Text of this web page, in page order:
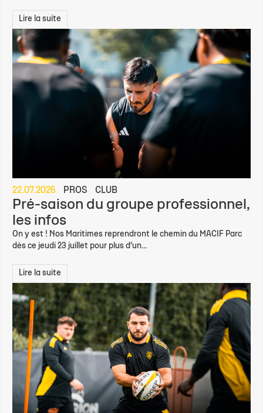
Lire la suite
22.07.2026 PROS CLUB
Pré-saison du groupe professionnel,
les infos
On y est ! Nos Maritimes reprendront le chemin du MACIF Parc
dès ce jeudi 23 juillet pour plus d’un...
Lire la suite